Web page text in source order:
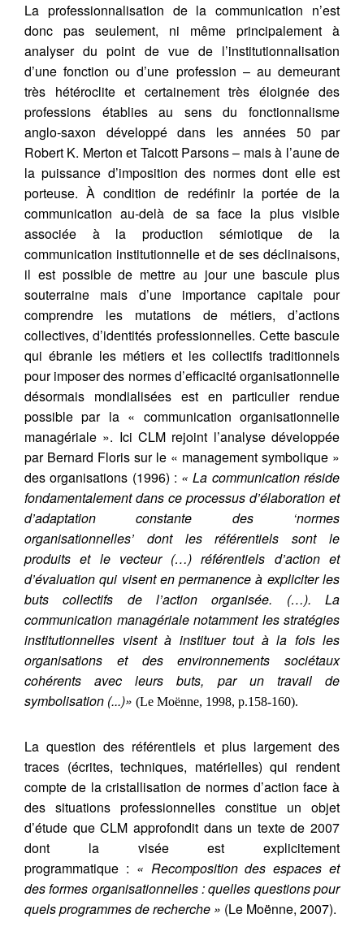
La professionnalisation de la communication n’est
donc pas seulement, ni même principalement à
analyser du point de vue de l’institutionnalisation
d’une fonction ou d’une profession – au demeurant
très hétéroclite et certainement très éloignée des
professions établies au sens du fonctionnalisme
anglo-saxon développé dans les années 50 par
Robert K. Merton et Talcott Parsons – mais à l’aune de
la puissance d’imposition des normes dont elle est
porteuse. À condition de redéfinir la portée de la
communication au-delà de sa face la plus visible
associée à la production sémiotique de la
communication institutionnelle et de ses déclinaisons,
il est possible de mettre au jour une bascule plus
souterraine mais d’une importance capitale pour
comprendre les mutations de métiers, d’actions
collectives, d’identités professionnelles. Cette bascule
qui ébranle les métiers et les collectifs traditionnels
pour imposer des normes d’efficacité organisationnelle
désormais mondialisées est en particulier rendue
possible par la « communication organisationnelle
managériale ». Ici CLM rejoint l’analyse développée
par Bernard Floris sur le « management symbolique »
des organisations (1996) : « La communication réside
fondamentalement dans ce processus d’élaboration et
d’adaptation constante des ‘normes
organisationnelles’ dont les référentiels sont le
produits et le vecteur (…) référentiels d’action et
d’évaluation qui visent en permanence à expliciter les
buts collectifs de l’action organisée. (…). La
communication managériale notamment les stratégies
institutionnelles visent à instituer tout à la fois les
organisations et des environnements sociétaux
cohérents avec leurs buts, par un travail de
symbolisation (...)» (Le Moënne, 1998, p.158-160).
La question des référentiels et plus largement des
traces (écrites, techniques, matérielles) qui rendent
compte de la cristallisation de normes d’action face à
des situations professionnelles constitue un objet
d’étude que CLM approfondit dans un texte de 2007
dont la visée est explicitement
programmatique : « Recomposition des espaces et
des formes organisationnelles : quelles questions pour
quels programmes de recherche » (Le Moënne, 2007).